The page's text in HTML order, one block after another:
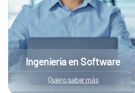
Ingeniería en Software
Quiero saber más